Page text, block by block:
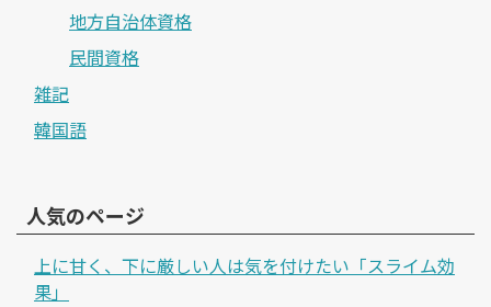
地方自治体資格
民間資格
雑記
韓国語
人気のページ
上に甘く、下に厳しい人は気を付けたい「スライム効
果」